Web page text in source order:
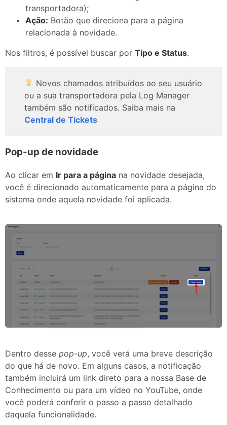
transportadora);
Ação: Botão que direciona para a página
relacionada à novidade.
Nos filtros, é possível buscar por Tipo e Status.
Novos chamados atribuídos ao seu usuário
ou a sua transportadora pela Log Manager
também são notificados. Saiba mais na
Central de Tickets
Pop-up de novidade
Ao clicar em Ir para a página na novidade desejada,
você é direcionado automaticamente para a página do
sistema onde aquela novidade foi aplicada.
Dentro desse pop-up, você verá uma breve descrição
do que há de novo. Em alguns casos, a notificação
também incluirá um link direto para a nossa Base de
Conhecimento ou para um vídeo no YouTube, onde
você poderá conferir o passo a passo detalhado
daquela funcionalidade.